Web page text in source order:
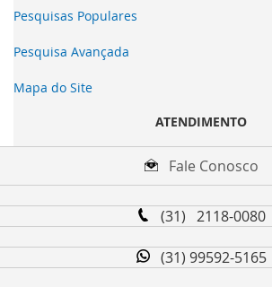
Pesquisas Populares
Pesquisa Avançada
Mapa do Site
ATENDIMENTO
Fale Conosco
(31) 2118-0080
(31) 99592-5165